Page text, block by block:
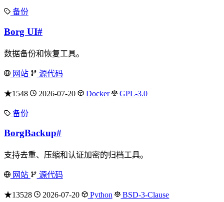
备份
Borg UI#
数据备份和恢复工具。
网站 源代码
★1548 2026-07-20 Docker GPL-3.0
备份
BorgBackup#
支持去重、压缩和认证加密的归档工具。
网站 源代码
★13528 2026-07-20 Python BSD-3-Clause